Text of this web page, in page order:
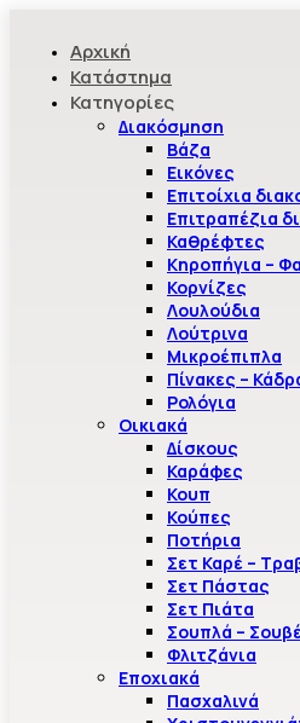
Αρχική
Κατάστημα
Κατηγορίες
Διακόσμηση
Βάζα
Εικόνες
Επιτοίχια
Επιτραπέζια
Καθρέφτες
Κηροπήγια –
Κορνίζες
Λουλούδια
Λούτρινα
Μικροέπιπλα
Πίνακες –
Ρολόγια
Οικιακά
Δίσκους
Καράφες
Κουπ
Κούπες
Ποτήρια
Σετ Καρέ –
Σετ Πάστας
Σετ Πιάτα
Σουπλά –
Φλιτζάνια
Εποχιακά
Πασχαλινά